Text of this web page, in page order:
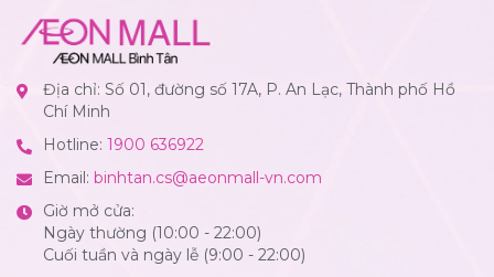
Địa chỉ: Số 01, đường số 17A, P. An Lạc, Thành phố Hồ
Chí Minh
Hotline: 1900 636922
Email: binhtan.cs@aeonmall-vn.com
Giờ mở cửa:
Ngày thường (10:00 - 22:00)
Cuối tuần và ngày lễ (9:00 - 22:00)